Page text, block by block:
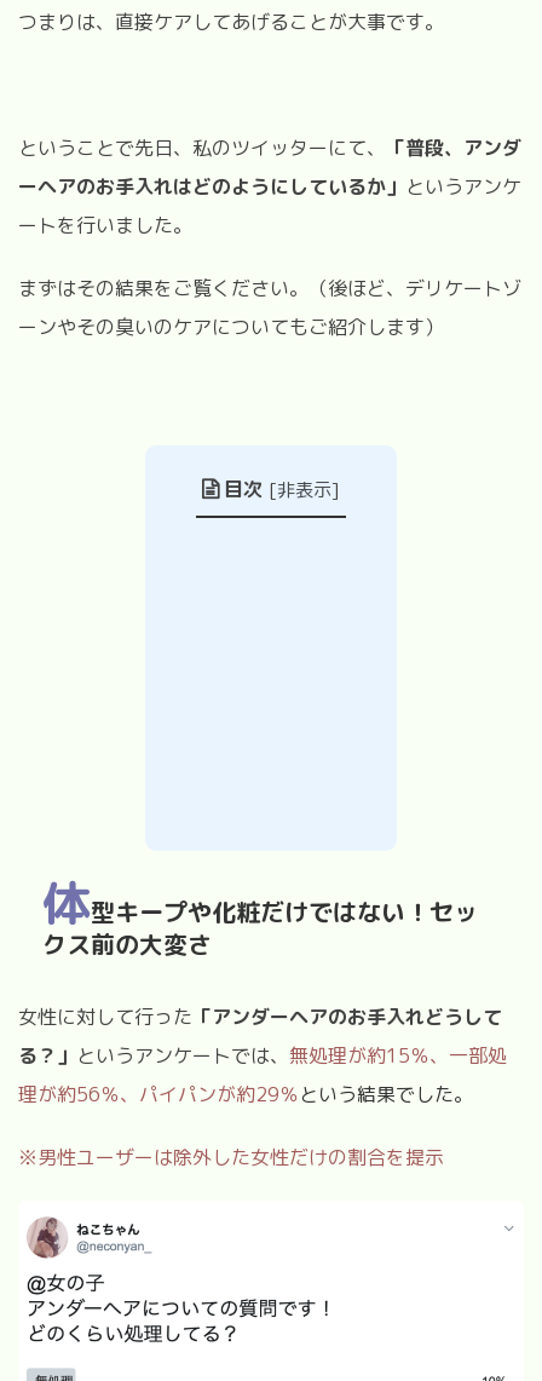
つまりは、直接ケアしてあげることが大事です。
ということで先日、私のツイッターにて、
「普段、アンダ
ーヘアのお手入れはどのようにしているか」 というアンケ
ートを行いました。
まずはその結果をご覧ください。（後ほど、デリケートゾ
ーンやその臭いのケアについてもご紹介します）
目次 [非表示]
体型キープや化粧だけではない！セッ
クス前の大変さ
女性に対して行った 「アンダーヘアのお手入れどうして
る？」 というアンケートでは、 無処理が約15％、一部処
理が約56％、パイパンが約29％という結果でした。
※男性ユーザーは除外した女性だけの割合を提示